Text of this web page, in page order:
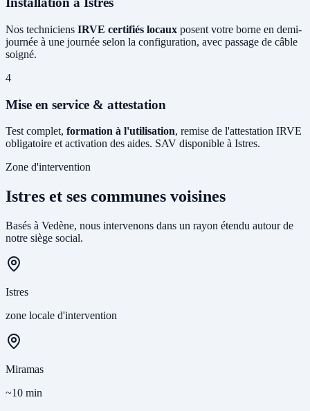
Nos techniciens IRVE certifiés locaux posent votre borne en demi-
journée à une journée selon la configuration, avec passage de câble
soigné.
4
Mise en service & attestation
Test complet, formation à l'utilisation, remise de l'attestation IRVE
obligatoire et activation des aides. SAV disponible à Istres.
Zone d'intervention
Istres et ses communes voisines
Basés à Vedène, nous intervenons dans un rayon étendu autour de
notre siège social.
Istres
zone locale d'intervention
Miramas
~10 min